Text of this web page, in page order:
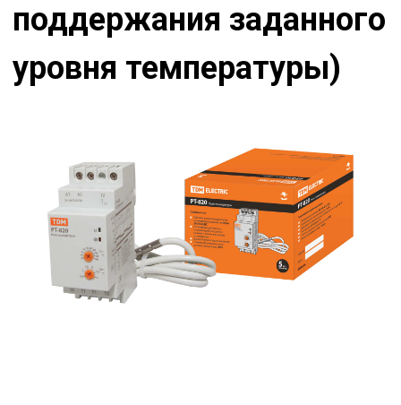
поддержания заданного
уровня температуры)